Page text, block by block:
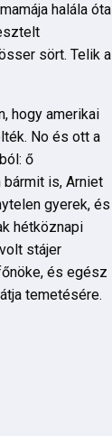
halála óta
sört. Telik a
hogy amerikai
No és ott a
ő
is, Arniet
gyerek, és
hétköznapi
stájer
és egész
temetésére.